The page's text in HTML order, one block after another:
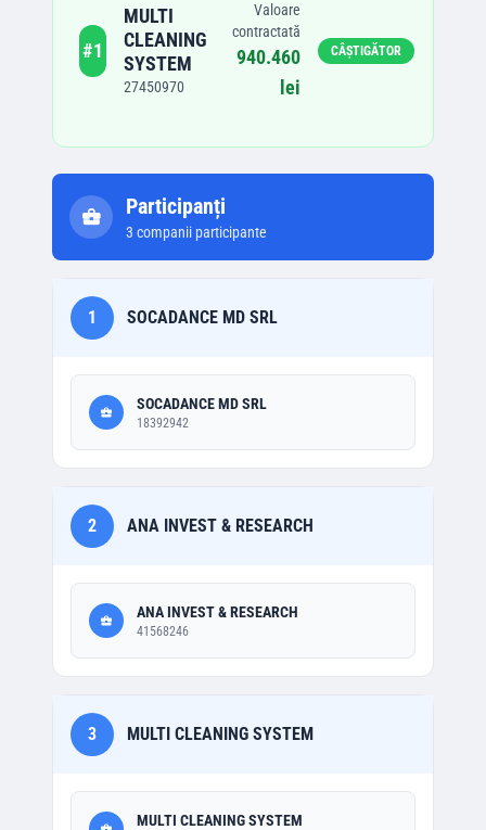
#1
MULTI
CLEANING
SYSTEM
27450970
Valoare
contractată
940.460
lei
CÂȘTIGĂTOR
Participanți
3 companii participante
1 SOCADANCE MD SRL
SOCADANCE MD SRL
18392942
2 ANA INVEST & RESEARCH
ANA INVEST & RESEARCH
41568246
3 MULTI CLEANING SYSTEM
MULTI CLEANING SYSTEM